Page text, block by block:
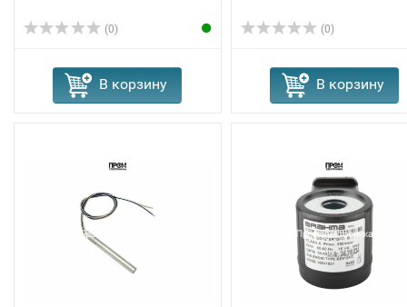
(0)
В корзину
(0)
В корзину